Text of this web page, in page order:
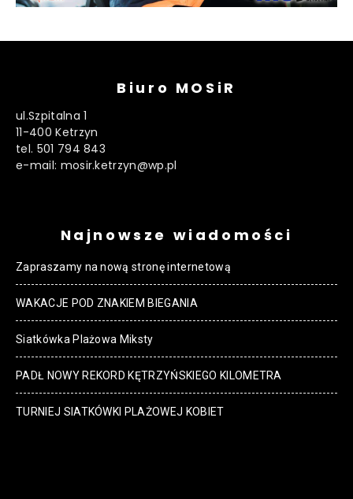
Biuro MOSiR
ul.Szpitalna 1
11-400 Ketrzyn
tel. 501 794 843
e-mail: mosir.ketrzyn@wp.pl
Najnowsze wiadomości
Zapraszamy na nową stronę internetową
WAKACJE POD ZNAKIEM BIEGANIA
Siatkówka Plażowa Miksty
PADŁ NOWY REKORD KĘTRZYŃSKIEGO KILOMETRA
TURNIEJ SIATKÓWKI PLAŻOWEJ KOBIET